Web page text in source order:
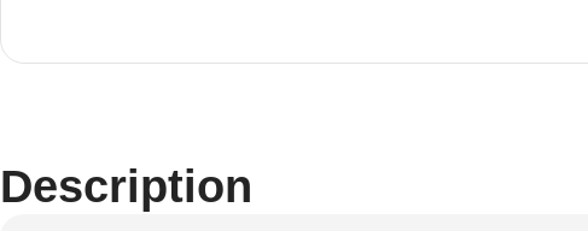
Description